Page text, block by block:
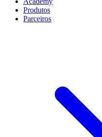
Produtos
Parceiros